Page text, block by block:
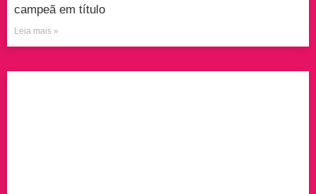
campeã em título
Leia mais »